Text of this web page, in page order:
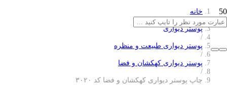
خانه
/
پوستر دیواری
/
پوستر دیواری طبیعت و منظره
/
پوستر دیواری کهکشان و فضا
/
چاپ پوستر دیواری کهکشان و فضا کد ۳۰۲۰